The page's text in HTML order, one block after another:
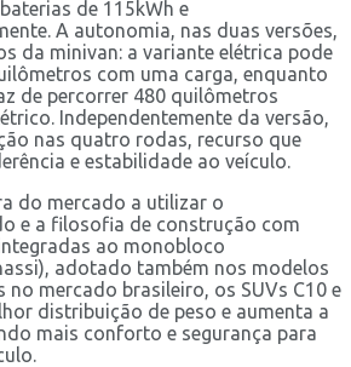
de 115kWh e
A autonomia, nas duas versões,
da minivan: a variante elétrica pode
com uma carga, enquanto
de percorrer 480 quilômetros
Independentemente da versão,
nas quatro rodas, recurso que
e estabilidade ao veículo.
do mercado a utilizar o
e a filosofia de construção com
ao monobloco
adotado também nos modelos
no mercado brasileiro, os SUVs C10 e
distribuição de peso e aumenta a
mais conforto e segurança para